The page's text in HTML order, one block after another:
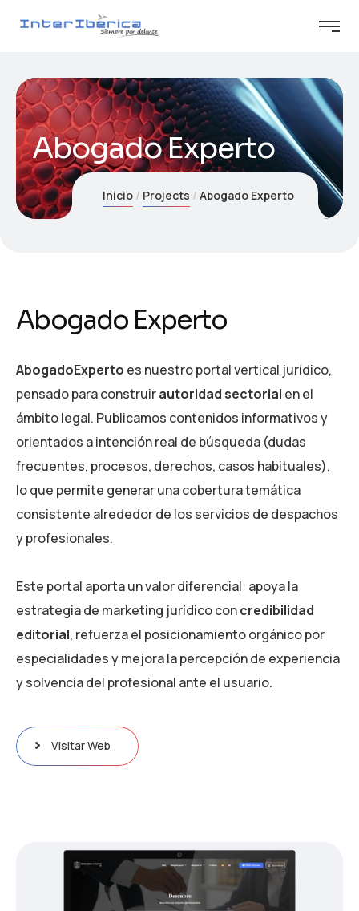
Abogado Experto
Inicio Projects Abogado Experto
Abogado Experto
AbogadoExperto es nuestro portal vertical jurídico,
pensado para construirautoridad sectorial en el
ámbito legal. Publicamos contenidos informativos y
orientados a intención real de búsqueda (dudas
frecuentes, procesos, derechos, casos habituales),
lo que permite generar una cobertura temática
consistente alrededor de los servicios de despachos
y profesionales.
Este portal aporta un valor diferencial: apoya la
estrategia de marketing jurídico concredibilidad
editorial, refuerza el posicionamiento orgánico por
especialidades y mejora la percepción de experiencia
y solvencia del profesional ante el usuario.
Visitar Web